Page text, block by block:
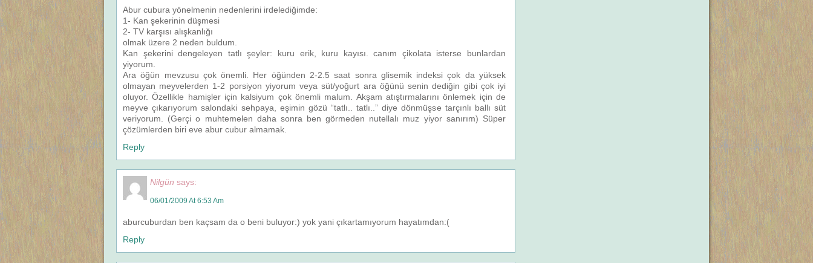
Abur cubura yönelmenin nedenlerini irdelediğimde:
1- Kan şekerinin düşmesi
2- TV karşısı alışkanlığı
olmak üzere 2 neden buldum.
Kan şekerini dengeleyen tatlı şeyler: kuru erik, kuru kayısı. canım çikolata isterse bunlardan
yiyorum.
Ara öğün mevzusu çok önemli. Her öğünden 2-2.5 saat sonra glisemik indeksi çok da yüksek
olmayan meyvelerden 1-2 porsiyon yiyorum veya süt/yoğurt ara öğünü senin dediğin gibi çok iyi
oluyor. Özellikle hamişler için kalsiyum çok önemli malum. Akşam atıştırmalarını önlemek için de
meyve çıkarıyorum salondaki sehpaya, eşimin gözü “tatlı.. tatlı..” diye dönmüşse tarçınlı ballı süt
veriyorum. (Gerçi o muhtemelen daha sonra ben görmeden nutellalı muz yiyor sanırım) Süper
çözümlerden biri eve abur cubur almamak.
Reply
Nilgün says:
06/01/2009 At 6:53 Am
aburcuburdan ben kaçsam da o beni buluyor:) yok yani çıkartamıyorum hayatımdan:(
Reply